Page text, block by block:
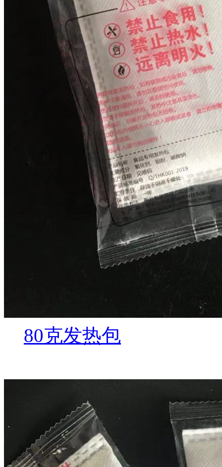
80克发热包